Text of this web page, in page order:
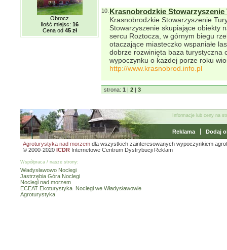
Obrocz
Ilość miejsc: 16
Cena od 45 zł
10. Krasnobrodzkie Stowarzyszenie
Krasnobrodzkie Stowarzyszenie
Stowarzyszenie skupiające obiekty
sercu Roztocza, w górnym biegu
otaczające miasteczko wspaniałe
dobrze rozwinięta baza turystyczna
wypoczynku o każdej porze roku
http://www.krasnobrod.info.pl
strona: 1 | 2 | 3
Informacje lub ceny na
Reklama
Dodaj
Agroturystyka nad morzem dla wszystkich zainteresowanych wypoczynkiem
© 2000-2020 ICDR Internetowe Centrum Dystrybucji Reklam
Współpraca / nasze strony:
Władysławowo Noclegi
Jastrzębia Góra Noclegi
Noclegi nad morzem
ECEAT Ekoturystyka Noclegi we Władysławowie
Agroturystyka